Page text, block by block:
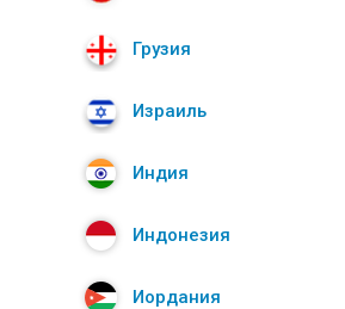
Грузия
Израиль
Индия
Индонезия
Иордания